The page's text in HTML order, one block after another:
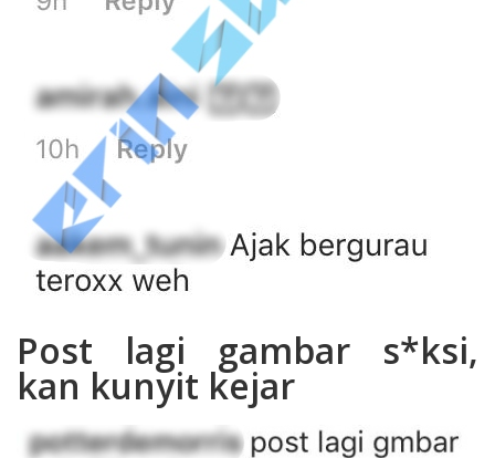
Post lagi gambar s*ksi,
kan kunyit kejar